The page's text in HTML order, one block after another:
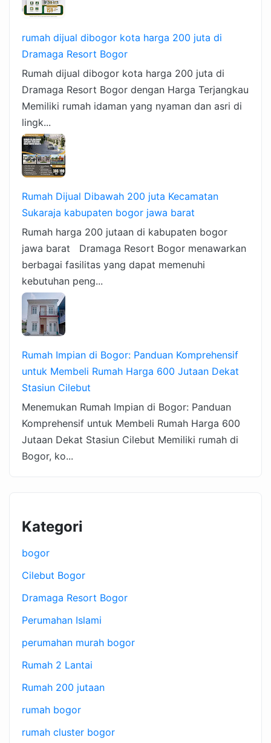
rumah dijual dibogor kota harga 200 juta di
Dramaga Resort Bogor
Rumah dijual dibogor kota harga 200 juta di
Dramaga Resort Bogor dengan Harga Terjangkau
Memiliki rumah idaman yang nyaman dan asri di
lingk...
Rumah Dijual Dibawah 200 juta Kecamatan
Sukaraja kabupaten bogor jawa barat
Rumah harga 200 jutaan di kabupaten bogor
jawa barat Dramaga Resort Bogor menawarkan
berbagai fasilitas yang dapat memenuhi
kebutuhan peng...
Rumah Impian di Bogor: Panduan Komprehensif
untuk Membeli Rumah Harga 600 Jutaan Dekat
Stasiun Cilebut
Menemukan Rumah Impian di Bogor: Panduan
Komprehensif untuk Membeli Rumah Harga 600
Jutaan Dekat Stasiun Cilebut Memiliki rumah di
Bogor, ko...
Kategori
bogor
Cilebut Bogor
Dramaga Resort Bogor
Perumahan Islami
perumahan murah bogor
Rumah 2 Lantai
Rumah 200 jutaan
rumah bogor
rumah cluster bogor